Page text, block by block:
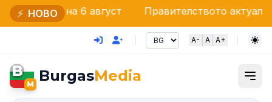
⚡ НОВО
август Правителството актуализира
A- A A+
B
M BurgasMedia